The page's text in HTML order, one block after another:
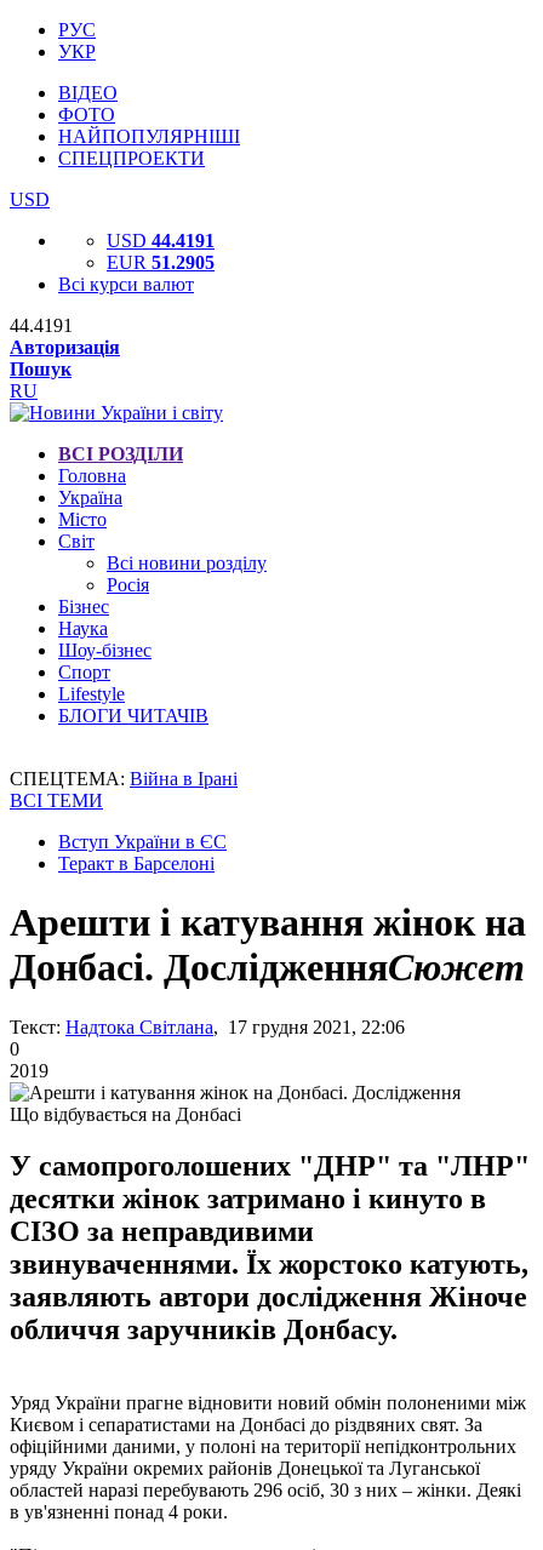
РУС
УКР
ВІДЕО
ФОТО
НАЙПОПУЛЯРНІШІ
СПЕЦПРОЕКТИ
USD
USD 44.4191
EUR 51.2905
Всі курси валют
44.4191
Авторизація
Пошук
RU
ВСІ РОЗДІЛИ
Головна
Україна
Місто
Світ
Всі новини розділу
Росія
Бізнес
Наука
Шоу-бізнес
Спорт
Lifestyle
БЛОГИ ЧИТАЧІВ
СПЕЦТЕМА: Війна в Ірані
ВСІ ТЕМИ
Вступ України в ЄС
Теракт в Барселоні
Арешти і катування жінок на
Донбасі. ДослідженняСюжет
Текст: Надтока Світлана, 17 грудня 2021, 22:06
0
2019
Що відбувається на Донбасі
У самопроголошених "ДНР" та "ЛНР"
десятки жінок затримано і кинуто в
СІЗО за неправдивими
звинуваченнями. Їх жорстоко катують,
заявляють автори дослідження Жіноче
обличчя заручників Донбасу.
Уряд України прагне відновити новий обмін полоненими між
Києвом і сепаратистами на Донбасі до різдвяних свят. За
офіційними даними, у полоні на території непідконтрольних
уряду України окремих районів Донецької та Луганської
областей наразі перебувають 296 осіб, 30 з них – жінки. Деякі
в ув'язненні понад 4 роки.